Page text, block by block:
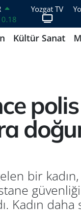
0.18
0.32
-14
Yozgat TV
Kültür Sanat
bir
Kadın